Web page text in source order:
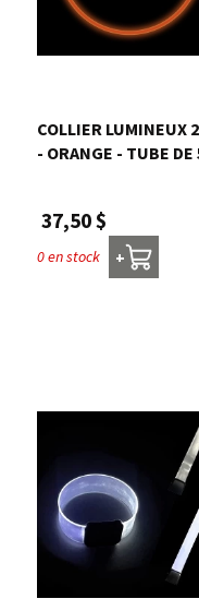
COLLIER LUMINEUX
- ORANGE - TUBE DE
37,50 $
0 en stock +